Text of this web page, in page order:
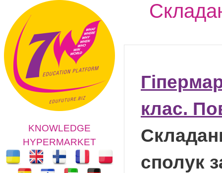
KNOWLEDGE
HYPERMARKET
клас.
сполук